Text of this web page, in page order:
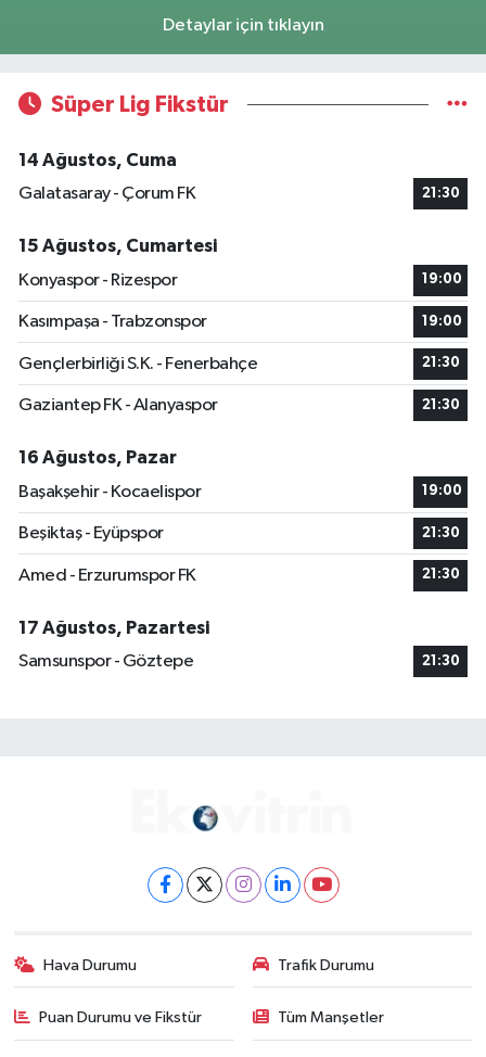
Detaylar için tıklayın
Süper Lig Fikstür
14 Ağustos, Cuma
Galatasaray - Çorum FK
21:30
15 Ağustos, Cumartesi
Konyaspor - Rizespor
19:00
Kasımpaşa - Trabzonspor 19:00
Gençlerbirliği S.K. - Fenerbahçe 21:30
Gaziantep FK - Alanyaspor 21:30
16 Ağustos, Pazar
Başakşehir - Kocaelispor
19:00
Beşiktaş - Eyüpspor 21:30
Amed - Erzurumspor FK 21:30
17 Ağustos, Pazartesi
Samsunspor - Göztepe
21:30
Hava Durumu Trafik Durumu
Puan Durumu ve Fikstür Tüm Manşetler